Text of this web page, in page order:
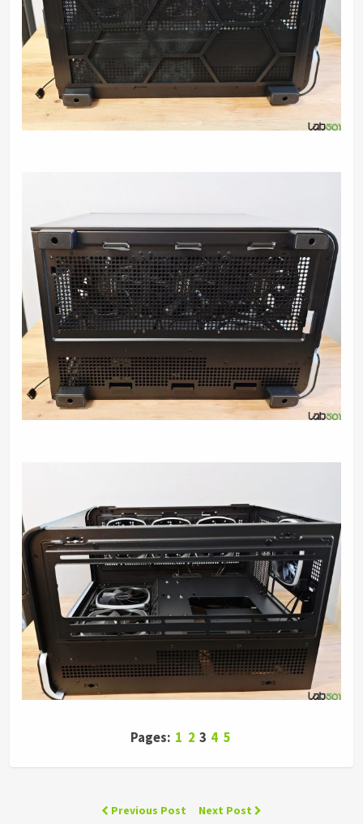
Pages: 1 2 3 4 5
Previous Post Next Post